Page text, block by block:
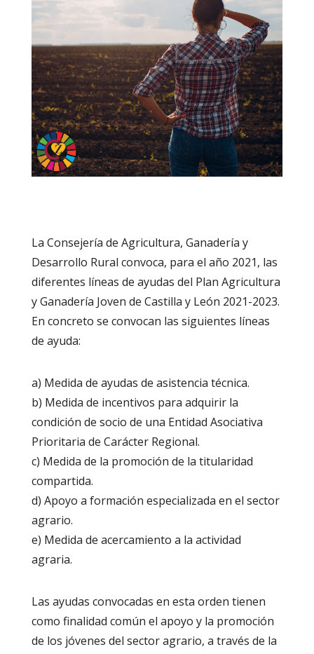
La Consejería de Agricultura, Ganadería y
Desarrollo Rural convoca, para el año 2021, las
diferentes líneas de ayudas del Plan Agricultura
y Ganadería Joven de Castilla y León 2021-2023.
En concreto se convocan las siguientes líneas
de ayuda:
a) Medida de ayudas de asistencia técnica.
b) Medida de incentivos para adquirir la
condición de socio de una Entidad Asociativa
Prioritaria de Carácter Regional.
c) Medida de la promoción de la titularidad
compartida.
d) Apoyo a formación especializada en el sector
agrario.
e) Medida de acercamiento a la actividad
agraria.
Las ayudas convocadas en esta orden tienen
como finalidad común el apoyo y la promoción
de los jóvenes del sector agrario, a través de la